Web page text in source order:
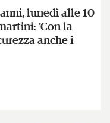
lunedì alle 10
'Con la
anche i